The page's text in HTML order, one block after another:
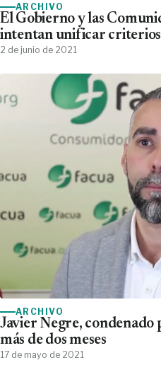
ARCHIVO
El Gobierno y las
intentan unificar
2 de junio de 2021
ARCHIVO
Javier Negre, condenado
más de dos meses
17 de mayo de 2021